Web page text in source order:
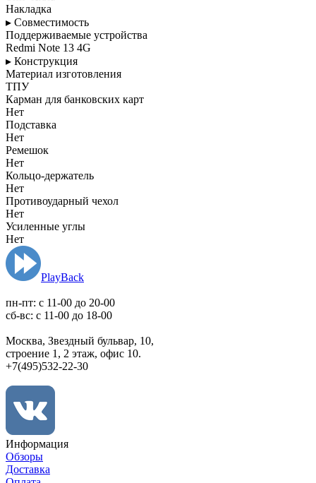
Накладка
▸ Совместимость
Поддерживаемые устройства
Redmi Note 13 4G
▸ Конструкция
Материал изготовления
ТПУ
Карман для банковских карт
Нет
Подставка
Нет
Ремешок
Нет
Кольцо-держатель
Нет
Противоударный чехол
Нет
Усиленные углы
Нет
PlayBack
пн-пт: c 11-00 до 20-00
сб-вс: с 11-00 до 18-00
Москва, Звездный бульвар, 10,
строение 1, 2 этаж, офис 10.
+7(495)532-22-30
Информация
Обзоры
Доставка